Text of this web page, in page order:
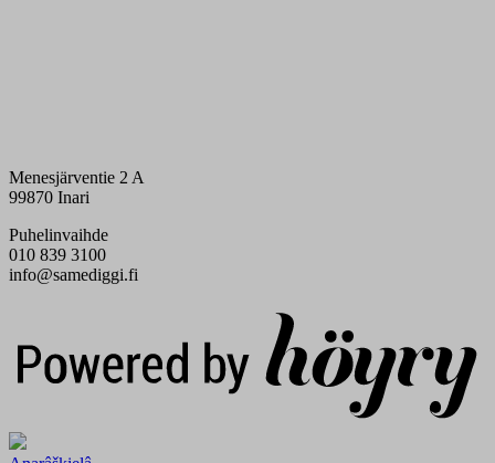
Menesjärventie 2 A
99870 Inari
Puhelinvaihde
010 839 3100
info@samediggi.fi